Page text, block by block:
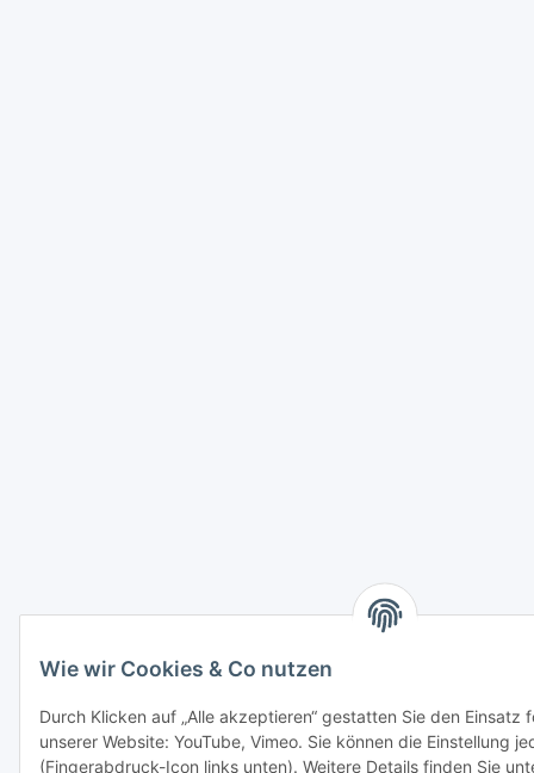
Wie wir Cookies & Co nutzen
Durch Klicken auf „Alle akzeptieren“ gestatten Sie den Einsatz
unserer Website: YouTube, Vimeo. Sie können die Einstellung
(Fingerabdruck-Icon links unten). Weitere Details finden Sie